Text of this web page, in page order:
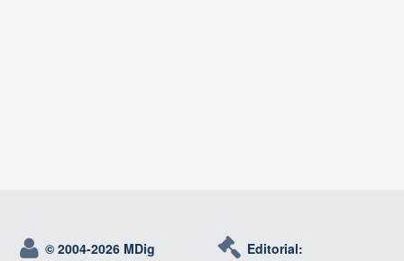
© 2004-2026 MDig
Editorial: